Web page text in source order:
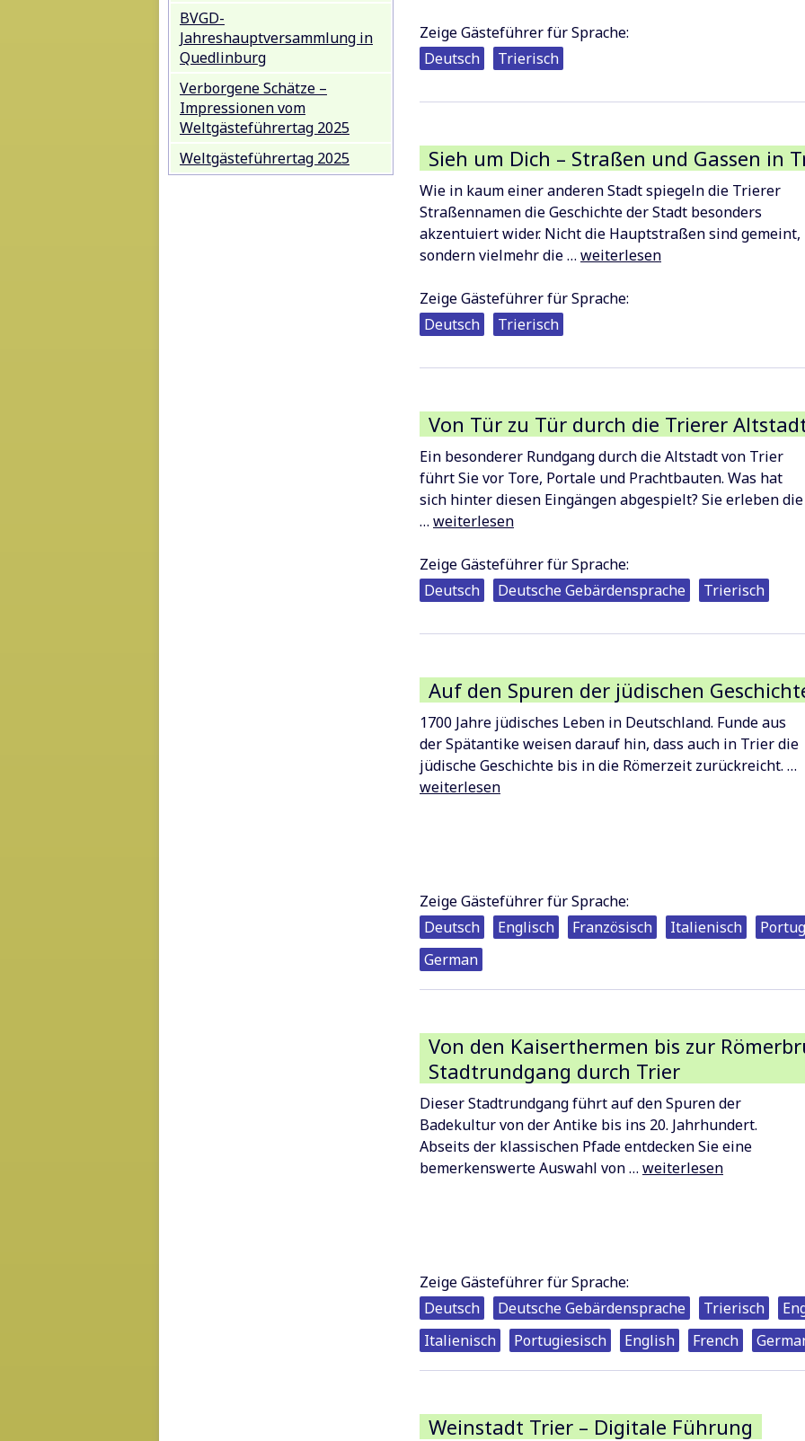
Mal
nach
oben
Zeige Gästeführer für Sprache:
Deutsch
Trierisch
Sieh um Dich – Straßen und Gassen in
Wie in kaum einer anderen Stadt spiegeln die Trierer
Straßennamen die Geschichte der Stadt besonders
akzentuiert wider. Nicht die Hauptstraßen sind gemeint,
sondern vielmehr die … Sieh
Dich
Trier
weiterlesen
Zeige Gästeführer für Sprache:
Deutsch
Trierisch
Von Tür zu Tür durch die Trierer
Ein besonderer Rundgang durch die Altstadt von Trier
führt Sie vor Tore, Portale und Prachtbauten. Was hat
sich hinter diesen Eingängen abgespielt? Sie erleben die
… Von
zu
Tür
durch
weiterlesen
Zeige Gästeführer für Sprache:
Deutsch
Deutsche Gebärdensprache Trierisch
Auf den Spuren der jüdischen
1700 Jahre jüdisches Leben in Deutschland. Funde aus
der Spätantike weisen darauf hin, dass auch in Trier die
jüdische Geschichte bis in die Römerzeit zurückreicht. …
weiterlesen
Zeige Gästeführer für Sprache:
Deutsch
Englisch Französisch Italienisch
German
Von den Kaiserthermen bis zur
Stadtrundgang durch Trier
Dieser Stadtrundgang führt auf den Spuren der
Badekultur von der Antike bis ins 20. Jahrhundert.
Abseits der klassischen Pfade entdecken Sie eine
bemerkenswerte Auswahl von … Von
–
der
etwas
Trier
weiterlesen
Zeige Gästeführer für Sprache:
Deutsch
Deutsche Gebärdensprache Trierisch
Italienisch
Portugiesisch English French
Weinstadt Trier – Digitale Führung
BVGD-
Jahreshauptversammlung in
Quedlinburg
Verborgene Schätze –
Impressionen vom
Weltgästeführertag 2025
Weltgästeführertag 2025